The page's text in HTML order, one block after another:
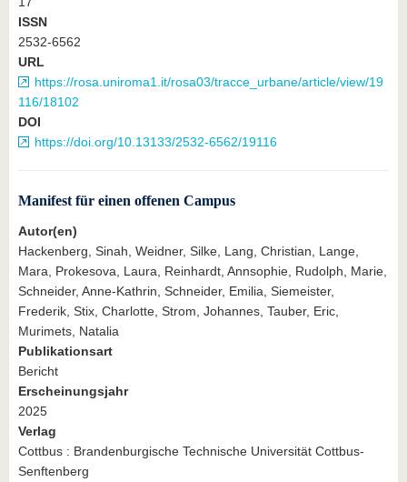
ISSN
2532-6562
URL
https://rosa.uniroma1.it/rosa03/tracce_urbane/article/view/19
116/18102
DOI
https://doi.org/10.13133/2532-6562/19116
Manifest für einen offenen Campus
Autor(en)
Hackenberg, Sinah, Weidner, Silke, Lang, Christian, Lange,
Mara, Prokesova, Laura, Reinhardt, Annsophie, Rudolph, Marie,
Schneider, Anne-Kathrin, Schneider, Emilia, Siemeister,
Frederik, Stix, Charlotte, Strom, Johannes, Tauber, Eric,
Murimets, Natalia
Publikationsart
Bericht
Erscheinungsjahr
2025
Verlag
Cottbus : Brandenburgische Technische Universität Cottbus-
Senftenberg